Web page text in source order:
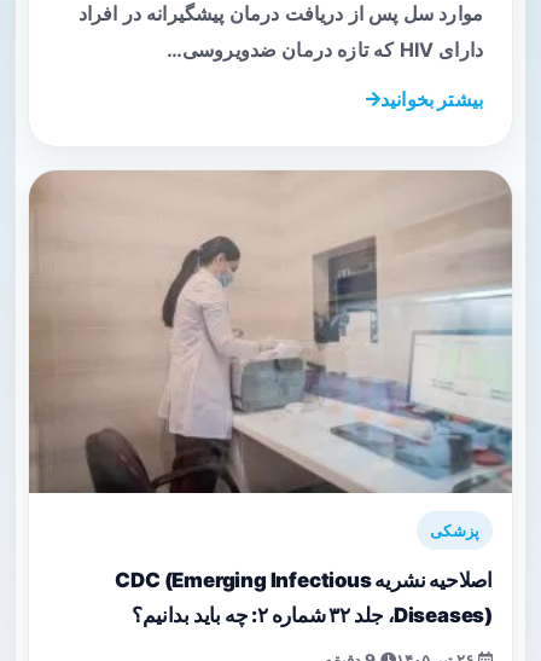
موارد سل پس از دریافت درمان پیشگیرانه در افراد
دارای HIV که تازه درمان ضدویروسی…
بیشتر بخوانید
پزشکی
اصلاحیه نشریه CDC (Emerging Infectious
Diseases)، جلد ۳۲ شماره ۲: چه باید بدانیم؟